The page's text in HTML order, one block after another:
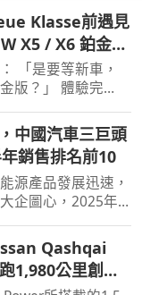
Klasse前遇見
X5 / X6 鉑金版
「是要等新車，
版？」 體驗完
，選擇困難如我，
案。
中國汽車三巨頭
銷售排名前10
源產品發展迅速，
企圖心，2025年
年上半年奇瑞也加
Qashqai
1,980公里創金